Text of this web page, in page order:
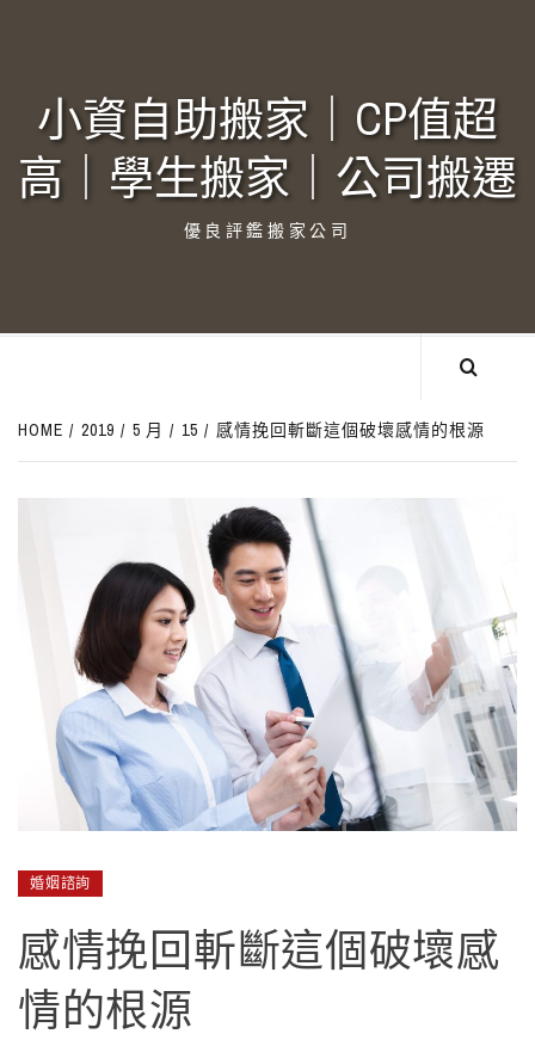
小資自助搬家｜CP值超
高｜學生搬家｜公司搬遷‎
優良評鑑搬家公司
HOME 2019 5 月 15 感情挽回斬斷這個破壞感情的根源
婚姻諮詢
感情挽回斬斷這個破壞感
情的根源